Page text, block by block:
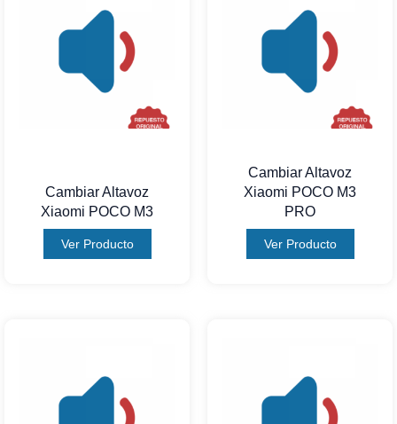
Cambiar Altavoz
Xiaomi POCO M3
Ver Producto
Cambiar Altavoz
Xiaomi POCO M3
PRO
Ver Producto